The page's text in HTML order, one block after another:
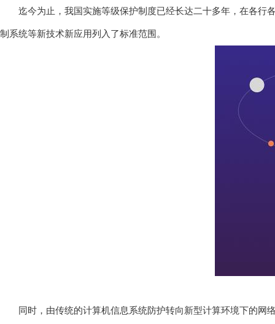
迄今为止，我国实施等级保护制度已经长达二十多年，在各行
制系统等新技术新应用列入了标准范围。
同时，由传统的计算机信息系统防护转向新型计算环境下的